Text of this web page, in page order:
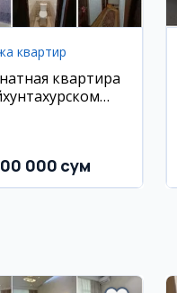
квартир
квартира
000 сум